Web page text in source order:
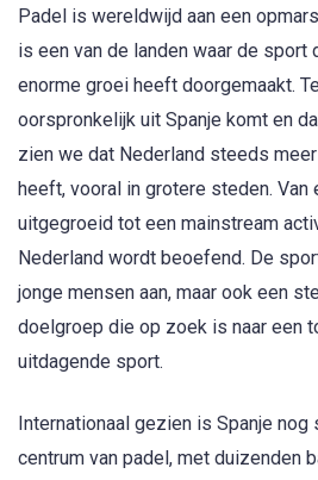
Padel is wereldwijd aan een
is een van de landen waar de sport
enorme groei heeft doorgemaakt.
oorspronkelijk uit Spanje komt en
zien we dat Nederland steeds
heeft, vooral in grotere steden.
uitgegroeid tot een mainstream
Nederland wordt beoefend. De
jonge mensen aan, maar ook een
doelgroep die op zoek is naar een
uitdagende sport.
Internationaal gezien is Spanje
centrum van padel, met duizenden